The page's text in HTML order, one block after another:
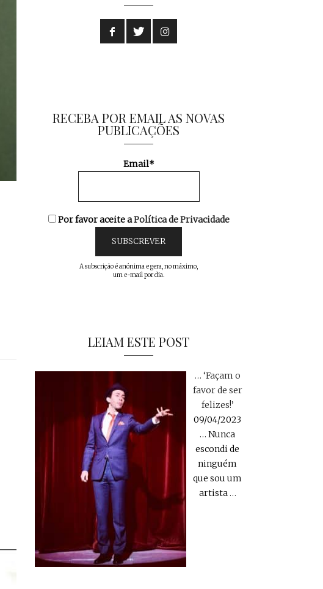
RECEBA POR EMAIL AS NOVAS
PUBLICAÇÕES
Email*
Por favor aceite aPolítica de Privacidade
A subscrição é anónima e gera, no máximo,
um e-mail por dia.
LEIAM ESTE POST
… ‘Façam o
favor de ser
felizes!’
09/04/2023
… Nunca
escondi de
ninguém
que sou um
artista…